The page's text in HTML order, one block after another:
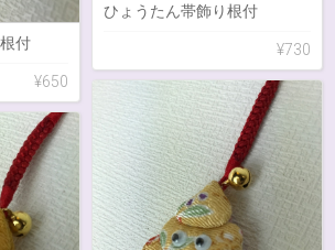
ひょうたん帯飾り根付
¥730
付
¥650